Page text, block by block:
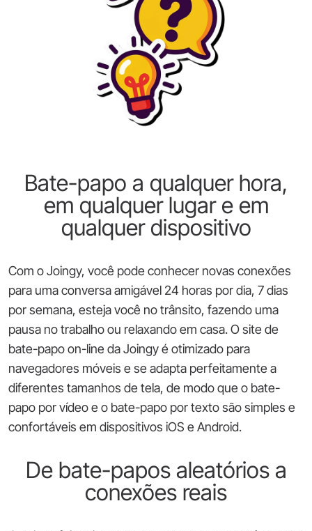
Bate-papo a qualquer hora,
em qualquer lugar e em
qualquer dispositivo
Com o Joingy, você pode conhecer novas conexões
para uma conversa amigável 24 horas por dia, 7 dias
por semana, esteja você no trânsito, fazendo uma
pausa no trabalho ou relaxando em casa. O site de
bate-papo on-line da Joingy é otimizado para
navegadores móveis e se adapta perfeitamente a
diferentes tamanhos de tela, de modo que o bate-
papo por vídeo e o bate-papo por texto são simples e
confortáveis em dispositivos iOS e Android.
De bate-papos aleatórios a
conexões reais